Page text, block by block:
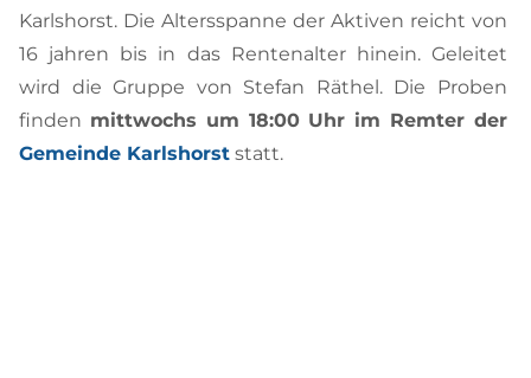
Karlshorst. Die Altersspanne der Aktiven reicht von
16 jahren bis in das Rentenalter hinein. Geleitet
wird die Gruppe von Stefan Räthel. Die Proben
finden mittwochs um 18:00 Uhr im Remter der
Gemeinde Karlshorst statt.